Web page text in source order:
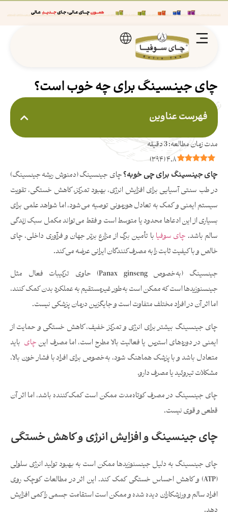
چای جینسینگ برای چه خوب است؟
فهرست عناوین
۴.۸(۳۹۴)
چای جینسینگ برای چی خوبه؟چای جینسینگ (دمنوش ریشه جینسینگ)
در طب سنتی آسیایی برای افزایش انرژی، بهبود تمرکز، کاهش خستگی، تقویت
سیستم ایمنی و کمک به تعادل هورمونی توصیه می‌شود، اما شواهد علمی برای
بسیاری از این ادعاها محدود یا متوسط است و فقط می‌تواند مکمل سبک زندگی
سالم باشد. چای سوفیا با تأمین برگ از مزارع برتر جهان و فرآوری داخلی، چای
خالص و با کیفیت ثابت را به مصرف‌کنندگان ایرانی عرضه می‌کند.
جینسینگ (به‌خصوص Panax ginseng) حاوی ترکیبات فعال مثل
جینسنوزیدها است که ممکن است به‌طور غیرمستقیم به عملکرد بدن کمک کنند،
اما اثر آن در افراد مختلف متفاوت است و جایگزین درمان پزشکی نیست.
چای جینسینگ بیشتر برای انرژی و تمرکز خفیف، کاهش خستگی و حمایت از
ایمنی در دوره‌های استرس یا فعالیت بالا مطرح است، اما مصرف این چای باید
متعادل باشد و با پزشک هماهنگ شود، به‌خصوص برای افراد با فشار خون بالا،
مشکلات تیروئید یا مصرف دارو.
چای جینسینگ در مصرف کوتاه‌مدت ممکن است کمک‌کننده باشد، اما اثر آن
قطعی و قوی نیست.
چای جینسینگ و افزایش انرژی و کاهش خستگی
چای جینسینگ به دلیل جینسنوزیدها ممکن است به بهبود تولید انرژی سلولی
(ATP) و کاهش احساس خستگی کمک کند. این اثر در مطالعات کوچک روی
افراد سالم و ورزشکاران دیده شده و ممکن است استقامت جسمی را کمی افزایش
دهد.